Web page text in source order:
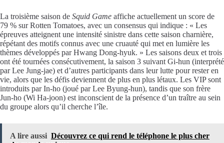
La troisième saison de Squid Game affiche actuellement un score de
79 % sur Rotten Tomatoes, avec un consensus qui indique : « Les
épreuves atteignent une intensité sinistre dans cette saison charnière,
répétant des motifs connus avec une cruauté qui met en lumière les
thèmes développés par Hwang Dong-hyuk. » Les saisons deux et trois
ont été tournées consécutivement, la saison 3 suivant Gi-hun (interprété
par Lee Jung-jae) et d’autres participants dans leur lutte pour rester en
vie, alors que les défis deviennent de plus en plus létaux. Les VIP sont
introduits par In-ho (joué par Lee Byung-hun), tandis que son frère
Jun-ho (Wi Ha-joon) est inconscient de la présence d’un traître au sein
du groupe alors qu’il cherche l’île.
A lire aussi Découvrez ce qui rend le téléphone le plus cher